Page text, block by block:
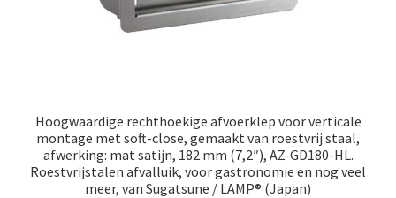
Hoogwaardige rechthoekige afvoerklep voor verticale
montage met soft-close, gemaakt van roestvrij staal,
afwerking: mat satijn, 182 mm (7,2″), AZ-GD180-HL.
Roestvrijstalen afvalluik, voor gastronomie en nog veel
meer, van Sugatsune / LAMP® (Japan)